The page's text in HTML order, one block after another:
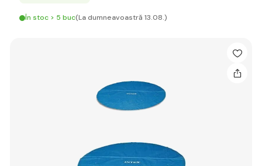
În stoc > 5 buc(La dumneavoastră 13.08.)